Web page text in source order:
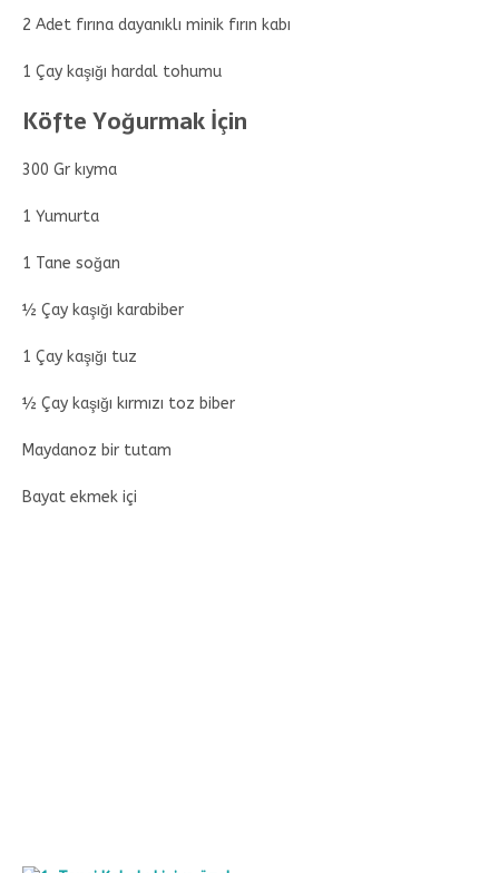
2 Adet fırına dayanıklı minik fırın kabı
1 Çay kaşığı hardal tohumu
Köfte Yoğurmak İçin
300 Gr kıyma
1 Yumurta
1 Tane soğan
½ Çay kaşığı karabiber
1 Çay kaşığı tuz
½ Çay kaşığı kırmızı toz biber
Maydanoz bir tutam
Bayat ekmek içi